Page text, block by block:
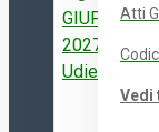
Atti
Vedi